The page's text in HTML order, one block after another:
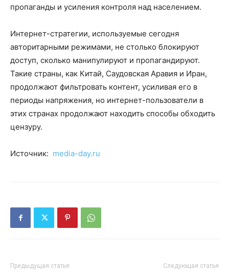
пропаганды и усиления контроля над населением.
Интернет-стратегии, используемые сегодня
авторитарными режимами, не столько блокируют
доступ, сколько манипулируют и пропагандируют.
Такие страны, как Китай, Саудовская Аравия и Иран,
продолжают фильтровать контент, усиливая его в
периоды напряжения, но интернет-пользователи в
этих странах продолжают находить способы обходить
цензуру.
Источник: media-day.ru
Предыдущая статья Следующая статья